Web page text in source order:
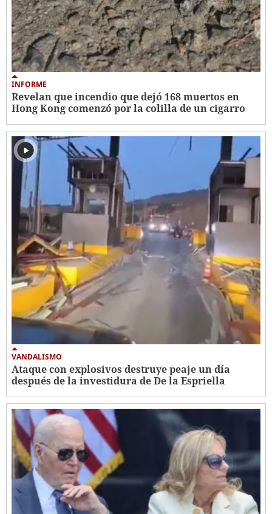
INFORME
Revelan que incendio que dejó 168 muertos en
Hong Kong comenzó por la colilla de un cigarro
VANDALISMO
Ataque con explosivos destruye peaje un día
después de la investidura de De la Espriella